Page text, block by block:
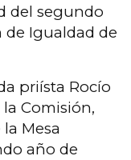
del segundo
de Igualdad de
priísta Rocío
Comisión,
Mesa
año de